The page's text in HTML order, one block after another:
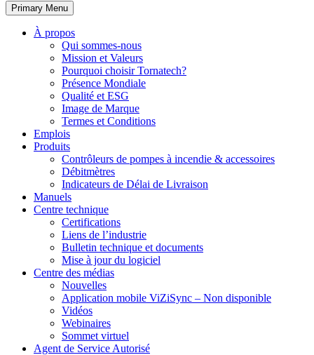
Primary Menu
À propos
Qui sommes-nous
Mission et Valeurs
Pourquoi choisir Tornatech?
Présence Mondiale
Qualité et ESG
Image de Marque
Termes et Conditions
Emplois
Produits
Contrôleurs de pompes à incendie & accessoires
Débitmètres
Indicateurs de Délai de Livraison
Manuels
Centre technique
Certifications
Liens de l’industrie
Bulletin technique et documents
Mise à jour du logiciel
Centre des médias
Nouvelles
Application mobile ViZiSync – Non disponible
Vidéos
Webinaires
Sommet virtuel
Agent de Service Autorisé